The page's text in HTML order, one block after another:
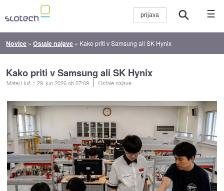
☰
Novice »Ostale najave » Kako priti v Samsung ali SK Hynix
Kako priti v Samsung ali SK Hynix
Matej Huš ::29. jun 2026ob 07:09 Ostale najave